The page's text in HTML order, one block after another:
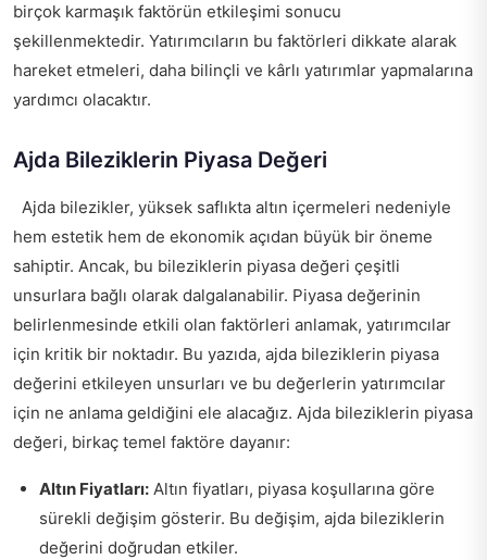
birçok karmaşık faktörün etkileşimi sonucu
şekillenmektedir. Yatırımcıların bu faktörleri dikkate alarak
hareket etmeleri, daha bilinçli ve kârlı yatırımlar yapmalarına
yardımcı olacaktır.
Ajda Bileziklerin Piyasa Değeri
Ajda bilezikler, yüksek saflıkta altın içermeleri nedeniyle
hem estetik hem de ekonomik açıdan büyük bir öneme
sahiptir. Ancak, bu bileziklerin piyasa değeri çeşitli
unsurlara bağlı olarak dalgalanabilir. Piyasa değerinin
belirlenmesinde etkili olan faktörleri anlamak, yatırımcılar
için kritik bir noktadır. Bu yazıda, ajda bileziklerin piyasa
değerini etkileyen unsurları ve bu değerlerin yatırımcılar
için ne anlama geldiğini ele alacağız. Ajda bileziklerin piyasa
değeri, birkaç temel faktöre dayanır:
Altın Fiyatları: Altın fiyatları, piyasa koşullarına göre
sürekli değişim gösterir. Bu değişim, ajda bileziklerin
değerini doğrudan etkiler.